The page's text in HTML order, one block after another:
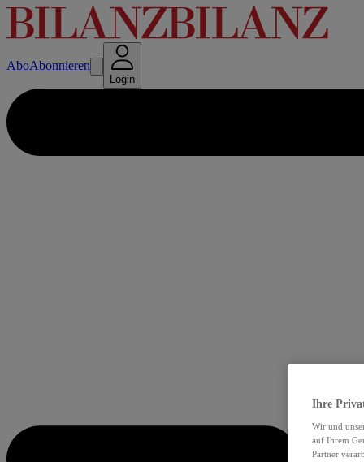
AboAbonnieren
Login
Ihre
Wir und
auf Ihrem
Partner